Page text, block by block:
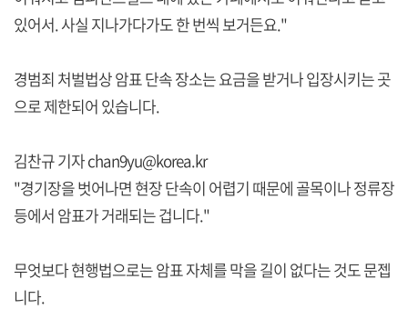
있어서. 사실 지나가다가도 한 번씩 보거든요."
경범죄 처벌법상 암표 단속 장소는 요금을 받거나 입장시키는 곳
으로 제한되어 있습니다.
김찬규 기자 chan9yu@korea.kr
"경기장을 벗어나면 현장 단속이 어렵기 때문에 골목이나 정류장
등에서 암표가 거래되는 겁니다."
무엇보다 현행법으로는 암표 자체를 막을 길이 없다는 것도 문젭
니다.